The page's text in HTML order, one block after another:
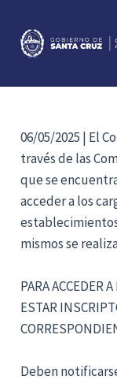
contenido
06/05/2025 | El
través de las
que se
acceder a los
mismos se
PARA ACCEDER
ESTAR
Deben